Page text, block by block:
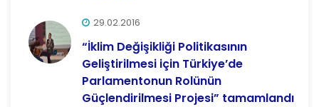
29.02.2016
“İklim Değişikliği Politikasının
Geliştirilmesi için Türkiye’de
Parlamentonun Rolünün
Güçlendirilmesi Projesi” tamamlandı